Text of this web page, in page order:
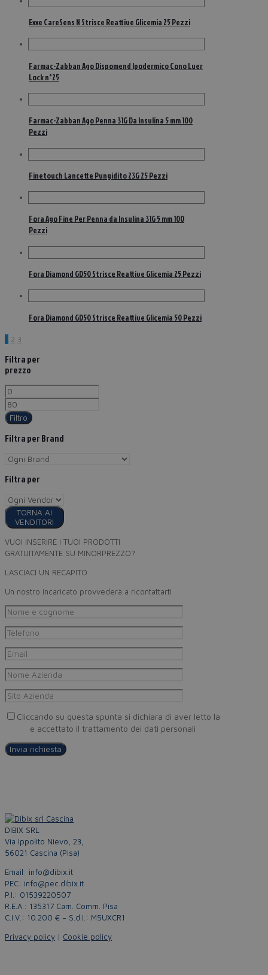
Exxe CareSens N Strisce Reattive Glicemia 25 Pezzi
Farmac-Zabban Ago Dispomend Ipodermico Cono Luer
Lock n°25
Farmac-Zabban Ago Penna 31G Da Insulina 5 mm 100
Pezzi
Finetouch Lancette Pungidito 23G 25 Pezzi
Fora Ago Fine Per Penna da Insulina 31G 5 mm 100
Pezzi
Fora Diamond GD50 Strisce Reattive Glicemia 25 Pezzi
Fora Diamond GD50 Strisce Reattive Glicemia 50 Pezzi
1 2 3
Filtra per
prezzo
Filtro
Filtra per Brand
Filtra per
TORNA AI
VENDITORI
VUOI INSERIRE I TUOI PRODOTTI
GRATUITAMENTE SU MINORPREZZO?
LASCIACI UN RECAPITO
Un nostro incaricato provvederà a ricontattarti
Cliccando su questa spunta si dichiara di aver letto la
e accettato il trattamento dei dati personali
DIBIX SRL
Via Ippolito Nievo, 23,
56021 Cascina (Pisa)
Email: info@dibix.it
PEC: info@pec.dibix.it
P.I.: 01539220507
R.E.A.: 135317 Cam. Comm. Pisa
C.I.V.: 10.200 € – S.d.I.: M5UXCR1
Privacy policy | Cookie policy